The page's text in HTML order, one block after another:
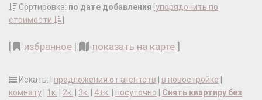
Сортировка: по дате добавления упорядочить по
стоимости
-избранное | -показать на карте
Искать: | предложения от агентств в новостройке
комнату
1к. 2к. 3к. 4+к. посуточно
Снять квартиру без